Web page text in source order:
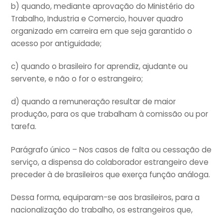
b) quando, mediante aprovação do Ministério do
Trabalho, Industria e Comercio, houver quadro
organizado em carreira em que seja garantido o
acesso por antiguidade;
c) quando o brasileiro for aprendiz, ajudante ou
servente, e não o for o estrangeiro;
d) quando a remuneração resultar de maior
produção, para os que trabalham à comissão ou por
tarefa.
Parágrafo único – Nos casos de falta ou cessação de
serviço, a dispensa do colaborador estrangeiro deve
preceder à de brasileiros que exerça função análoga.
Dessa forma, equiparam-se aos brasileiros, para a
nacionalização do trabalho, os estrangeiros que,